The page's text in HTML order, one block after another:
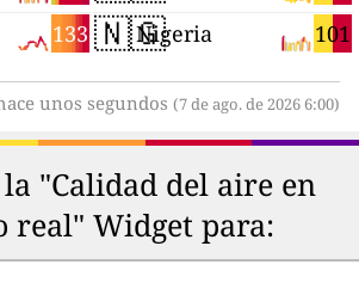
133 🇳🇬 101
Nigeria
unos segundos (7 de ago. de 2026 6:00)
la "Calidad del aire en
real" Widget para: